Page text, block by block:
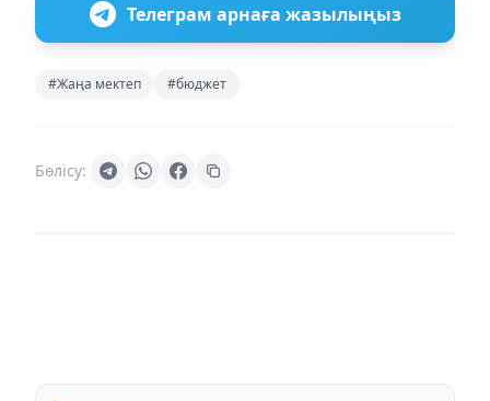
Телеграм арнаға жазылыңыз
#Жаңа мектеп #бюджет
Бөлісу: